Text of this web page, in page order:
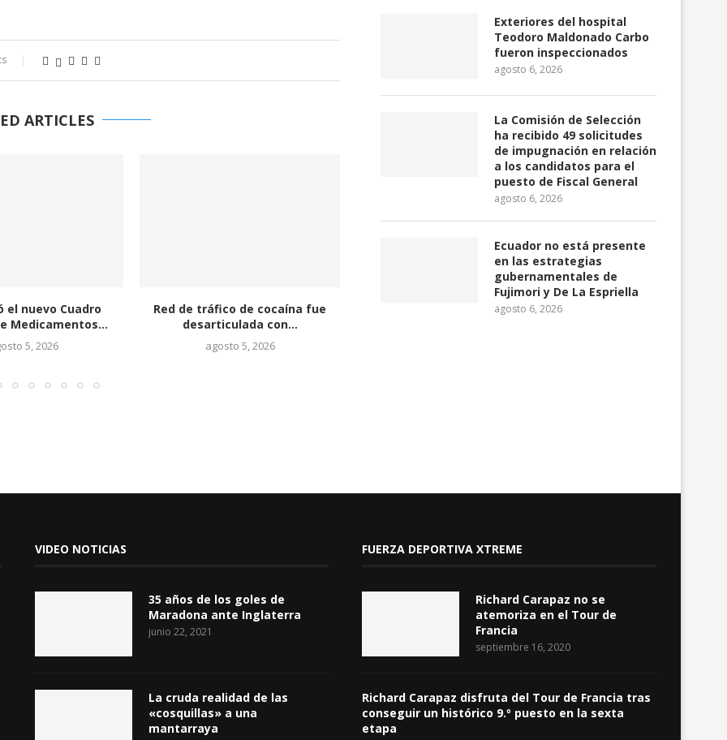
ARTICLES
de cocaína fue
con...
5, 2026
El alcalde de El Tambo con prisión
preventiva...
agosto 5, 2026
Ecuador exportará 10,8 millones
Exteriores del hospital
Teodoro Maldonado Carbo
fueron inspeccionados
agosto 6, 2026
La Comisión de Selección
ha recibido 49 solicitudes
de impugnación en relación
a los candidatos para el
puesto de Fiscal General
agosto 6, 2026
Ecuador no está presente
en las estrategias
gubernamentales de
Fujimori y De La Espriella
agosto 6, 2026
Maradona ante Inglaterra
junio 22, 2021
«cosquillas» a una
mantarraya
junio 18, 2021
atemoriza en el Tour de
Francia
septiembre 16, 2020
conseguir un histórico 9.º puesto en la sexta
etapa
septiembre 3, 2020